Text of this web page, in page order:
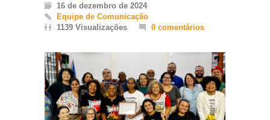
16 de dezembro de 2024
Equipe de Comunicação
1139 Visualizações
0 comentários